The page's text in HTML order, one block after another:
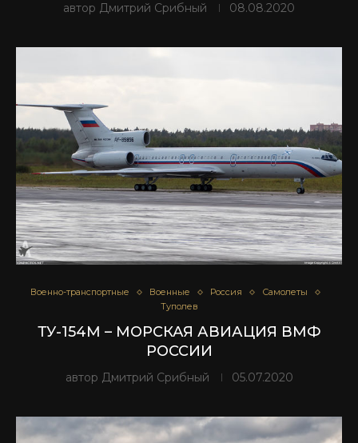
автор Дмитрий Срибный 08.08.2020
Военно-транспортные Военные Россия
Самолеты
Туполев
ТУ-154М – МОРСКАЯ АВИАЦИЯ ВМФ
РОССИИ
автор Дмитрий Срибный 05.07.2020